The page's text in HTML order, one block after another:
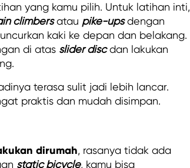
yang kamu pilih. Untuk latihan inti,
climbersatau pike-upsdengan
kaki ke depan dan belakang.
di atas slider discdan lakukan
terasa sulit jadi lebih lancar.
praktis dan mudah disimpan.
dirumah, rasanya tidak ada
static bicycle, kamu bisa